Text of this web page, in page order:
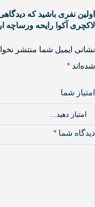
اولین نفری باشید که
لاکچری آکوا رایحه ورساچه
نشانی ایمیل شما منتشر
شده‌اند *
امتیاز شما
دیدگاه شما *